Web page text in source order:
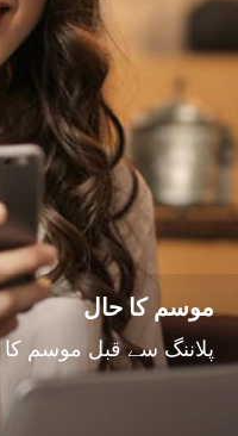
موسم کا حال
پلاننگ سے قبل موسم